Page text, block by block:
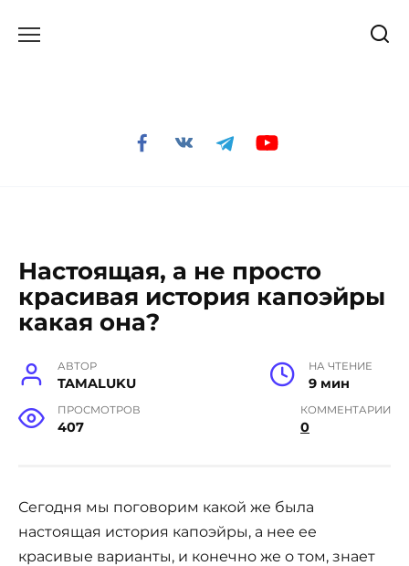
Настоящая, а не просто
красивая история капоэйры
какая она?
АВТОР
TAMALUKU
НА ЧТЕНИЕ
9 мин
ПРОСМОТРОВ
407
КОММЕНТАРИИ
0
Сегодня мы поговорим какой же была
настоящая история капоэйры, а нее ее
красивые варианты, и конечно же о том, знает